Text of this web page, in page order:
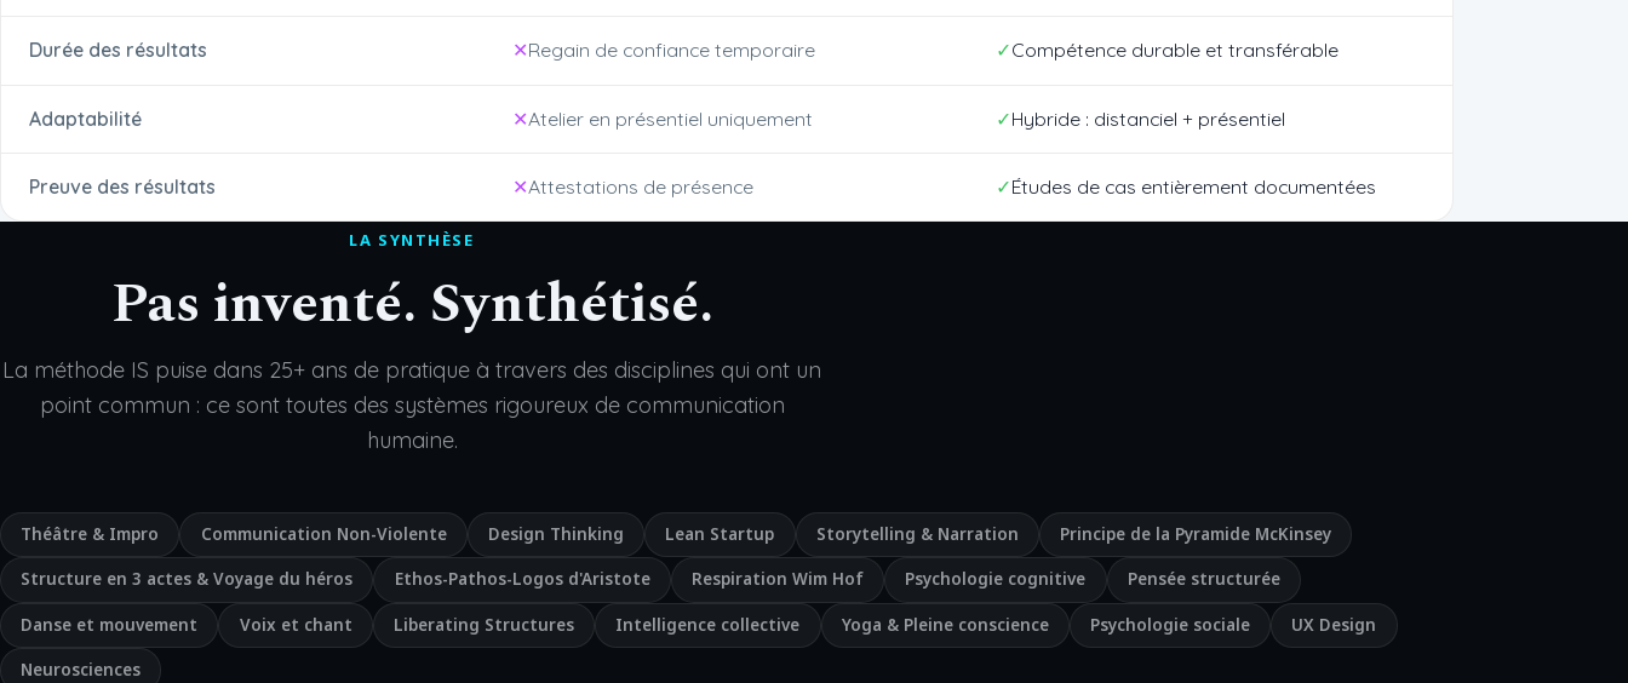
Durée des résultats Regain de confiance temporaire Compétence durable et transférable
Adaptabilité Atelier en présentiel uniquement Hybride : distanciel + présentiel
Preuve des résultats Attestations de présence Études de cas entièrement documentées
LA SYNTHÈSE
Pas inventé. Synthétisé.
La méthode IS puise dans 25+ ans de pratique à travers des disciplines qui ont un
point commun : ce sont toutes des systèmes rigoureux de communication
humaine.
Théâtre & Impro Communication Non-Violente Design Thinking Lean Startup Storytelling & Narration Principe de la Pyramide McKinsey
Structure en 3 actes & Voyage du héros Ethos-Pathos-Logos d'Aristote Respiration Wim Hof Psychologie cognitive Pensée structurée
Danse et mouvement Voix et chant Liberating Structures Intelligence collective Yoga & Pleine conscience Psychologie sociale UX Design
Neurosciences